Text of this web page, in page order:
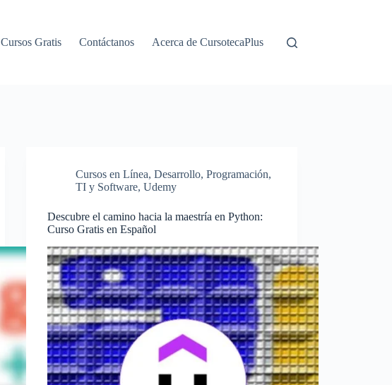
Cursos Gratis Contáctanos Acerca de CursotecaPlus
Cursos en Línea,Desarrollo,Programación,
TI y Software,Udemy
Descubre el camino hacia la maestría en Python:
Curso Gratis en Español